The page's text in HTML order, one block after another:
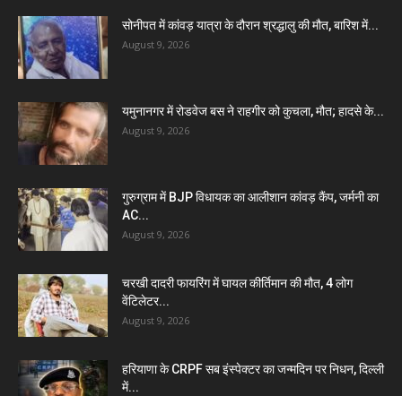
सोनीपत में कांवड़ यात्रा के दौरान श्रद्धालु की मौत, बारिश में...
August 9, 2026
यमुनानगर में रोडवेज बस ने राहगीर को कुचला, मौत; हादसे के...
August 9, 2026
गुरुग्राम में BJP विधायक का आलीशान कांवड़ कैंप, जर्मनी का
AC...
August 9, 2026
चरखी दादरी फायरिंग में घायल कीर्तिमान की मौत, 4 लोग
वेंटिलेटर...
August 9, 2026
हरियाणा के CRPF सब इंस्पेक्टर का जन्मदिन पर निधन, दिल्ली
में...